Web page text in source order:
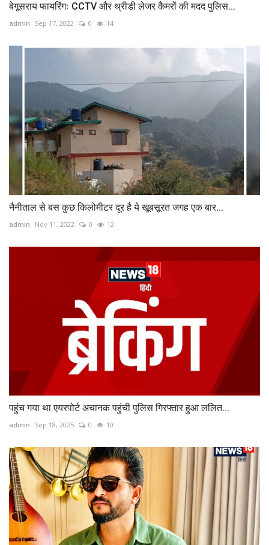
बेगूसराय फायरिंगः CCTV और थ्रीडी लेजर कैमरों की मदद पुलिस...
admin Sep 17, 2022 0 14
नैनीताल से बस कुछ किलोमीटर दूर है ये खूबसूरत जगह एक बार...
admin Nov 11, 2022 0 12
पहुंच गया था एयरपोर्ट अचानक पहुंची पुलिस गिरफ्तार हुआ ललित...
admin Sep 18, 2025 0 10